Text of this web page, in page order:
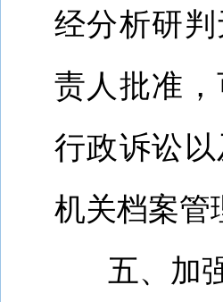
经分析研
责人批准
行政诉讼
机关档案管
五、加